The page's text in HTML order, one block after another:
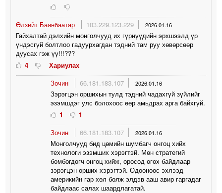
Өлзийт Баянбаатар 103.229.123.229 2026.01.16
Гайхалтай дэлхийн монголчууд их гүрнүүдийн эрхшээлд үр
үндэсгүй болтлоо гадуурхагдан тэдний там руу хөвөрсөөр
дуусах гэж үү!!!???
4
Хариулах
Зочин
66.181.183.107 2026.01.16
Зэрэгцэн оршихын тулд тэдний чадахгүй зүйлийг
эзэмшдэг улс болохоос өөр амьдрах арга байхгүй.
1
1
Зочин
66.181.183.107 2026.01.16
Монголчууд бид цөмийн шумбагч онгоц хийх
технологи эзэмших хэрэгтэй. Мөн стратегий
бөмбөгдөгч онгоц хийж, оросод өгөх байдлаар
зэрэгцэн орших хэрэгтэй. Одооноос эхлээд
америкийн гар хөл болж элдэв ааш авир гаргадаг
байдлаас салах шаардлагатай.